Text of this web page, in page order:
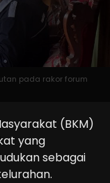
pada rakor forum
(BKM)
yang
sebagai